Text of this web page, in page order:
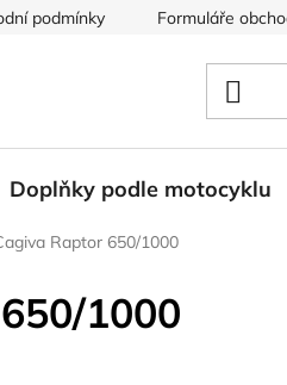
podmínky Formuláře
Doplňky podle motocyklu
Raptor 650/1000
1000